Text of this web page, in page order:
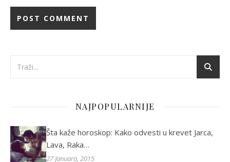
NAJPOPULARNIJE
Šta kaže horoskop: Kako odvesti u krevet Jarca,
Lava, Raka…
27 Januara, 2015